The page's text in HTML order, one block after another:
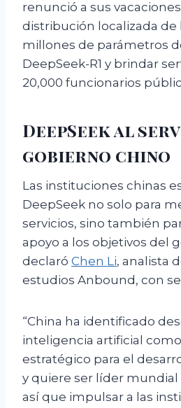
renunció a sus
distribución localizada de
millones de parámetros
DeepSeek-R1 y brindar
20,000 funcionarios
DeepSeek al
gobierno chino
Las instituciones chinas
DeepSeek no solo para
servicios, sino también
apoyo a los objetivos del
declaró Chen Li, analista
estudios Anbound, con
“China ha identificado
inteligencia artificial
estratégico para el
y quiere ser líder mundial
así que impulsar a las